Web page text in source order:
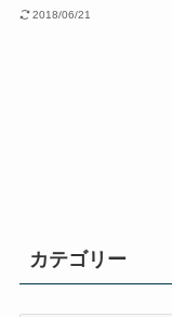
2018/06/21
カテゴリー